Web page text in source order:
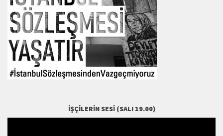
İŞÇILERIN SESI (SALI 19.00)